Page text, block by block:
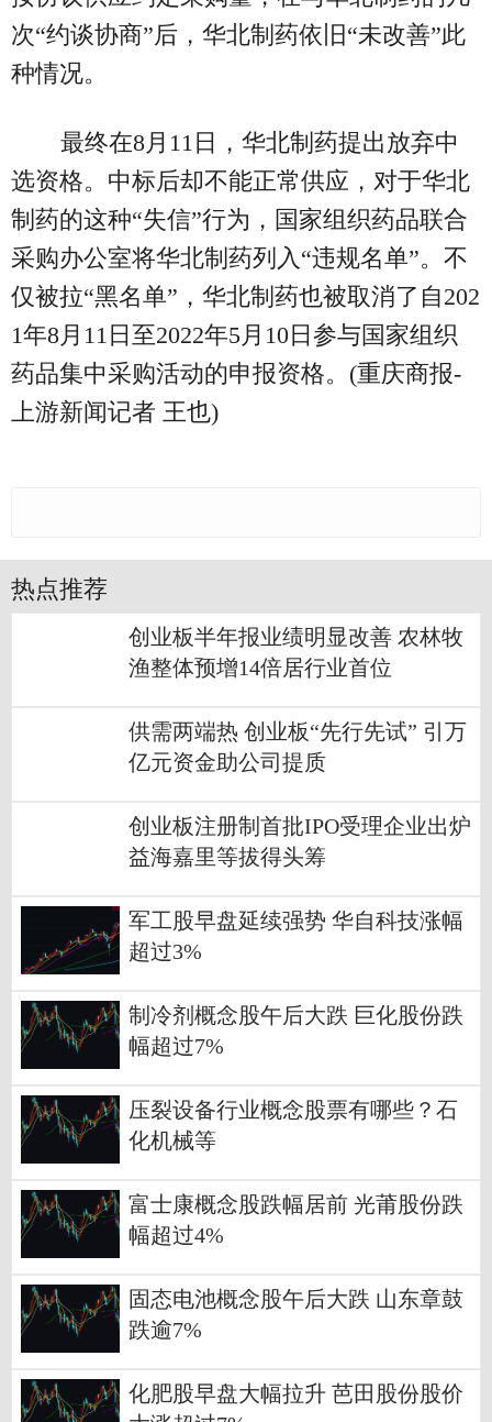
次“约谈协商”后，华北制药依旧“未改善”此
种情况。
最终在8月11日，华北制药提出放弃中
选资格。中标后却不能正常供应，对于华北
制药的这种“失信”行为，国家组织药品联合
采购办公室将华北制药列入“违规名单”。不
仅被拉“黑名单”，华北制药也被取消了自202
1年8月11日至2022年5月10日参与国家组织
药品集中采购活动的申报资格。(重庆商报-
上游新闻记者 王也)
热点推荐
创业板半年报业绩明显改善 农林牧
渔整体预增14倍居行业首位
供需两端热 创业板“先行先试” 引万
亿元资金助公司提质
创业板注册制首批IPO受理企业出炉
益海嘉里等拔得头筹
军工股早盘延续强势 华自科技涨幅
超过3%
制冷剂概念股午后大跌 巨化股份跌
幅超过7%
压裂设备行业概念股票有哪些？石
化机械等
富士康概念股跌幅居前 光莆股份跌
幅超过4%
固态电池概念股午后大跌 山东章鼓
跌逾7%
化肥股早盘大幅拉升 芭田股份股价